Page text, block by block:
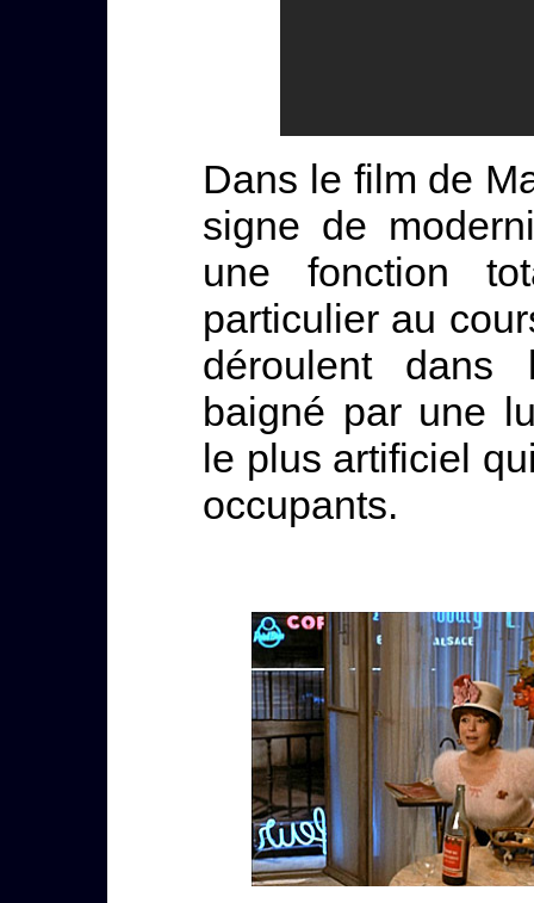
Dans le film de
signe de
une fonction
particulier au
déroulent dans
baigné par une
le plus artificiel
occupants.